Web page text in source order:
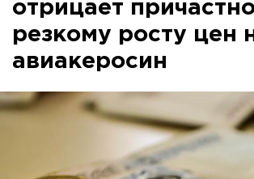
отрицает
резкому росту цен
авиакеросин